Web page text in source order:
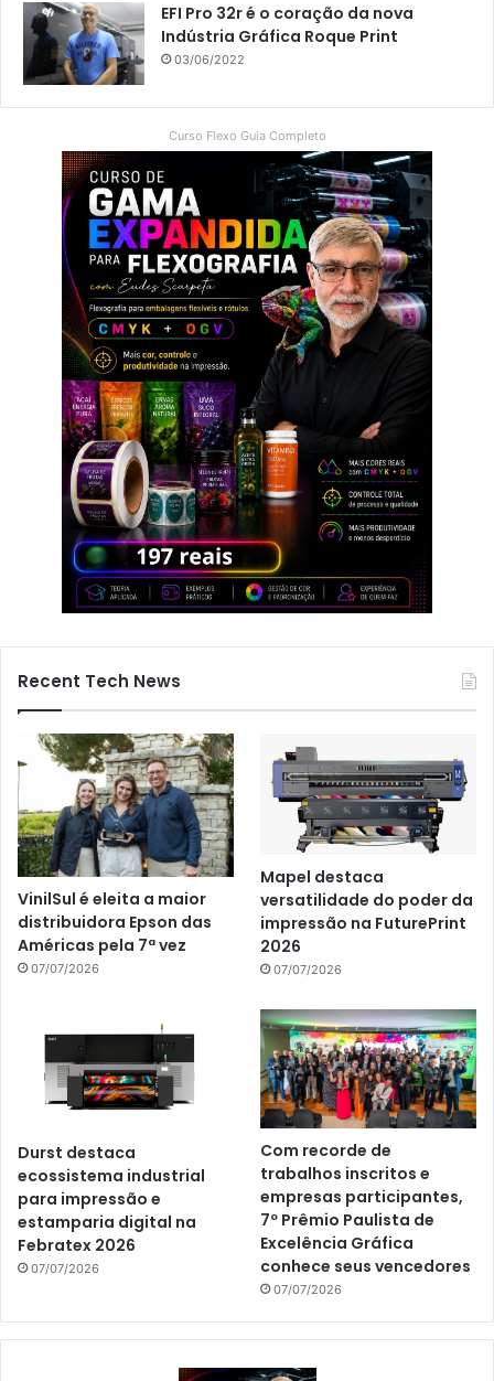
EFI Pro 32r é o coração da nova
Indústria Gráfica Roque Print
03/06/2022
Curso Flexo Guia Completo
Recent Tech News
VinilSul é eleita a maior
distribuidora Epson das
Américas pela 7ª vez
07/07/2026
Mapel destaca
versatilidade do poder da
impressão na FuturePrint
2026
07/07/2026
Durst destaca
ecossistema industrial
para impressão e
estamparia digital na
Febratex 2026
07/07/2026
Com recorde de
trabalhos inscritos e
empresas participantes,
7º Prêmio Paulista de
Excelência Gráfica
conhece seus vencedores
07/07/2026